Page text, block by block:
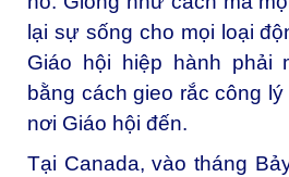
lại sự sống cho mọi loại
Giáo hội hiệp hành phải
bằng cách gieo rắc công
nơi Giáo hội đến.
Tại Canada, vào tháng